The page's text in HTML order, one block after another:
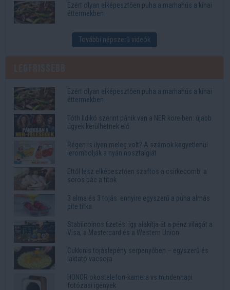
Ezért olyan elképesztően puha a marhahús a kínai
éttermekben
További népszerű videók
Ezért olyan elképesztően puha a marhahús a kínai
éttermekben
Tóth Ildikó szerint pánik van a NER köreiben: újabb
ügyek kerülhetnek elő
Régen is ilyen meleg volt? A számok kegyetlenül
lerombolják a nyári nosztalgiát
Ettől lesz elképesztően szaftos a csirkecomb: a
sörös pác a titok
3 alma és 3 tojás: ennyire egyszerű a puha almás
pite titka
Stabilcoinos fizetés: így alakítja át a pénz világát a
Visa, a Mastercard és a Western Union
Cukkinis tojáslepény serpenyőben – egyszerű és
laktató vacsora
HONOR okostelefon-kamera vs mindennapi
fotózási igények